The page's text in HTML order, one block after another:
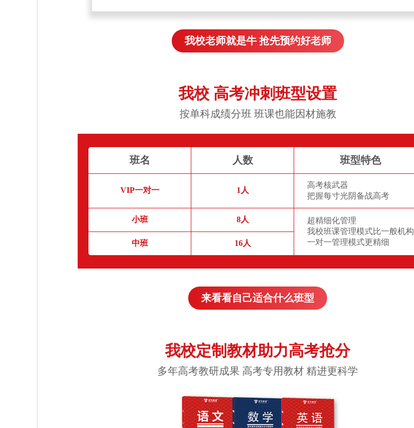
我校老师就是牛 抢先预约好老师
我校 高考冲刺班型设置
按单科成绩分班 班课也能因材施教
班名 人数 班型特色
VIP一对一 1人
高考核武器
把握每寸光阴备战高考
小班 8人
超精细化管理
我校班课管理模式比一般机构
一对一管理模式更精细
中班 16人
来看看自己适合什么班型
我校定制教材助力高考抢分
多年高考教研成果 高考专用教材 精进更科学